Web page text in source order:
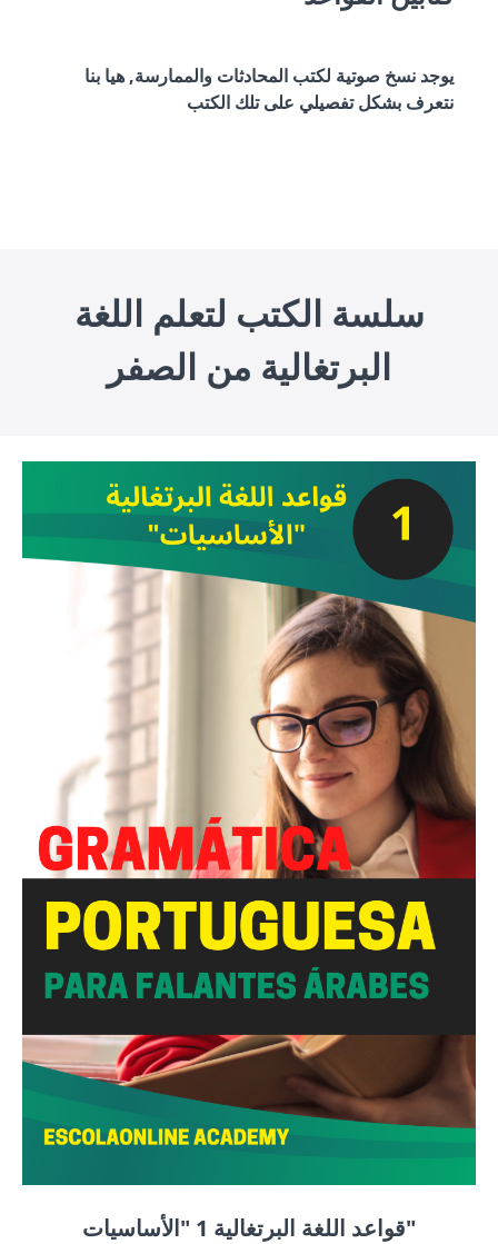
يوجد نسخ صوتية لكتب المحادثات والممارسة, هيا بنا
نتعرف بشكل تفصيلي على تلك الكتب
سلسة الكتب لتعلم اللغة
البرتغالية من الصفر
قواعد اللغة البرتغالية 1 "الأساسيات"